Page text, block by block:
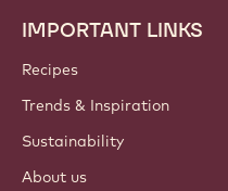
Footer
Callebaut
IMPORTANT LINKS
Recipes
Trends & Inspiration
Sustainability
About us